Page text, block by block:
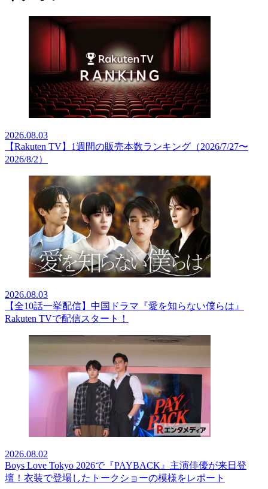
2026.08.03
【Rakuten TV】1週間の販売本数ランキング（2026/7/27〜
2026/8/2）
2026.08.03
【全10話一挙配信】中国ドラマ『愛を知らない僕らは』
Rakuten TVで配信スタート！
2026.08.02
Boys Love Tokyo 2026で『PAYBACK』主演俳優が来日登
壇！衣装で登場したトークショーの模様をレポート